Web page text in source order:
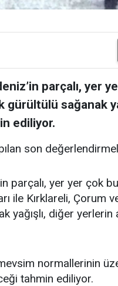
parçalı, yer
sağanak
ediliyor.
son
parçalı, yer yer çok
ile Kırklareli, Çorum
yağışlı, diğer yerlerin
normallerinin
tahmin ediliyor.